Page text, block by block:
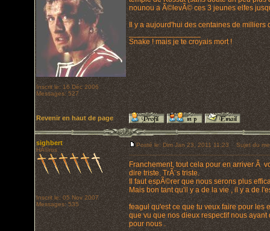
Inscrit le: 16 Déc 2006
Messages: 527
nounou a Ã©levÃ© ces 3 jeunes elfes
Il y a aujourd'hui des centaines de
_________________
Snake ! mais je te croyais mort !
Revenir en haut de page
sighbert
HÃ©ros
Inscrit le: 05 Nov 2007
Messages: 535
Posté le: Dim Jan 23, 2011 11:23 Sujet du
Franchement, tout cela pour en arriver Ã
dire triste. TrÃ¨s triste.
Il faut espÃ©rer que nous serons plus
Mais bon tant qu'il y a de la vie , il y a de
feagul qu'est ce que tu veux faire pour les
que vu que nos dieux respectif nous
pour nous .